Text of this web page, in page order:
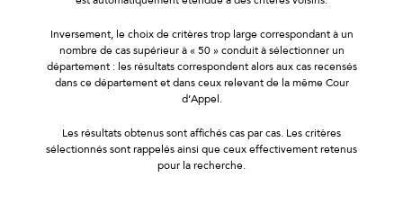
Inversement, le choix de critères trop large correspondant à un
nombre de cas supérieur à « 50 » conduit à sélectionner un
département : les résultats correspondent alors aux cas recensés
dans ce département et dans ceux relevant de la même Cour
d’Appel.
Les résultats obtenus sont affichés cas par cas. Les critères
sélectionnés sont rappelés ainsi que ceux effectivement retenus
pour la recherche.